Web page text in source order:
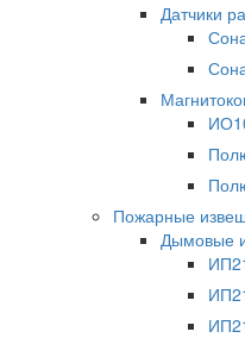
Датчики
Пожарные
Дымовые